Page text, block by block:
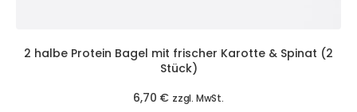
2 halbe Protein Bagel mit frischer Karotte & Spinat (2
Stück)
6,70 € zzgl. MwSt.